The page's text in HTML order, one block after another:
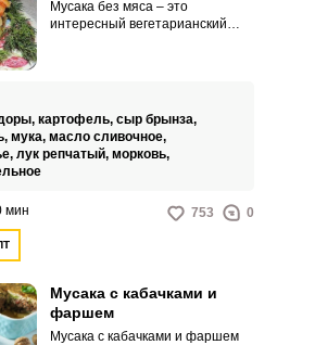
Мусака без мяса – это
интересный вегетарианский
видом, невероятной сочностью
и питательными свойствами.
картофель, сыр брынза,
мука, масло сливочное,
лук репчатый, морковь,
мин 753 0
Мусака с кабачками и
фаршем
Мусака с кабачками и фаршем